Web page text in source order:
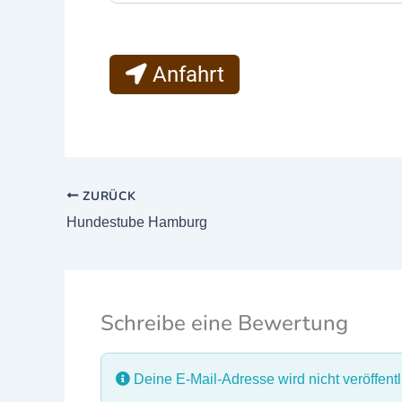
Anfahrt
ZURÜCK
Hundestube Hamburg
Schreibe eine Bewertung
Deine E-Mail-Adresse wird nicht